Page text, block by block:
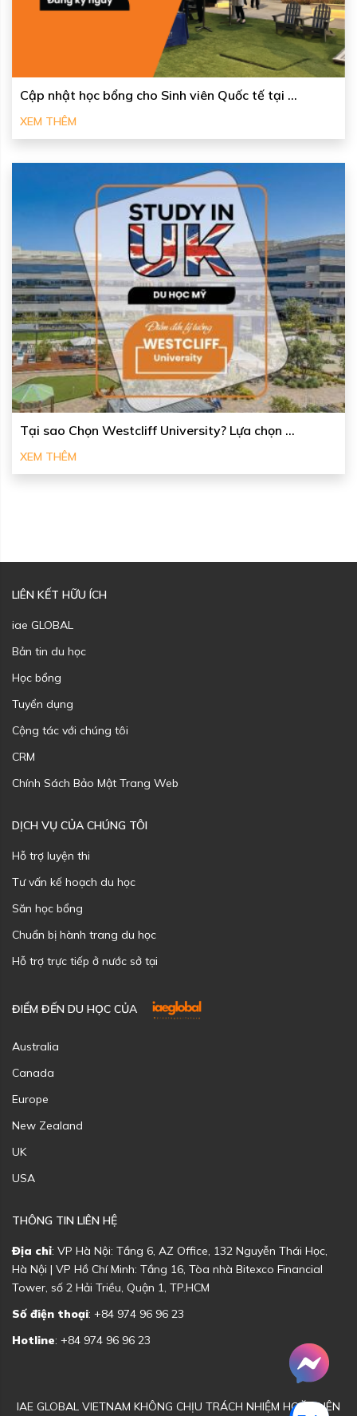
Cập nhật học bổng cho Sinh viên Quốc tế tại ...
XEM THÊM
Tại sao Chọn Westcliff University? Lựa chọn ...
XEM THÊM
LIÊN KẾT HỮU ÍCH
iae GLOBAL
Bản tin du học
Học bổng
Tuyển dụng
Cộng tác với chúng tôi
CRM
Chính Sách Bảo Mật Trang Web
DỊCH VỤ CỦA CHÚNG TÔI
Hỗ trợ luyện thi
Tư vấn kế hoạch du học
Săn học bổng
Chuẩn bị hành trang du học
Hỗ trợ trực tiếp ở nước sở tại
ĐIỂM ĐẾN DU HỌC CỦA
Australia
Canada
Europe
New Zealand
UK
USA
THÔNG TIN LIÊN HỆ
Địa chỉ: VP Hà Nội: Tầng 6, AZ Office, 132 Nguyễn Thái Học,
Hà Nội | VP Hồ Chí Minh: Tầng 16, Tòa nhà Bitexco Financial
Tower, số 2 Hải Triều, Quận 1, TP.HCM
Số điện thoại: +84 974 96 96 23
Hotline: +84 974 96 96 23
IAE GLOBAL VIETNAM KHÔNG CHỊU TRÁCH NHIỆM HOẶC LIÊN